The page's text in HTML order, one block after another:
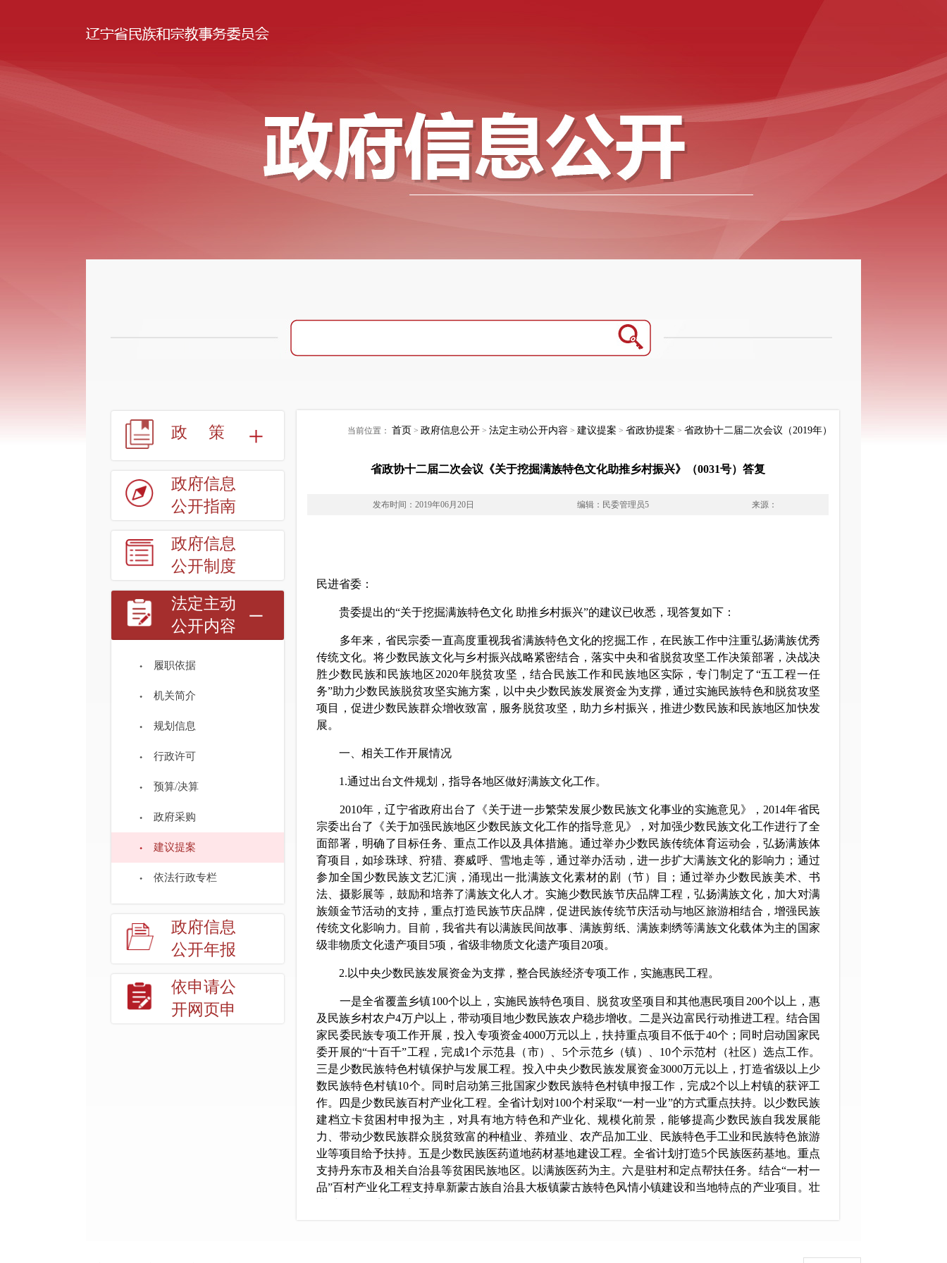
政策
政府信息
公开指南
政府信息
公开制度
法定主动
公开内容
履职依据
机关简介
规划信息
行政许可
预算/决算
政府采购
建议提案
依法行政专栏
政府信息
公开年报
依申请公
开网页申
当前位置： 首页 > 政府信息公开 > 法定主动公开内容 > 建议提案 > 省政协提案 > 省政协十二届二次会议（2019年）
省政协十二届二次会议《关于挖掘满族特色文化助推乡村振兴》（0031号）答复
发布时间：2019年06月20日 编辑：民委管理员5 来源：
民进省委：
贵委提出的“关于挖掘满族特色文化 助推乡村振兴”的建议已收悉，现答复如下：
多年来，省民宗委一直高度重视我省满族特色文化的挖掘工作，在民族工作中注重弘扬满族优秀
传统文化。将少数民族文化与乡村振兴战略紧密结合，落实中央和省脱贫攻坚工作决策部署，决战决
胜少数民族和民族地区2020年脱贫攻坚，结合民族工作和民族地区实际，专门制定了“五工程一任
务”助力少数民族脱贫攻坚实施方案，以中央少数民族发展资金为支撑，通过实施民族特色和脱贫攻坚
项目，促进少数民族群众增收致富，服务脱贫攻坚，助力乡村振兴，推进少数民族和民族地区加快发
展。
一、相关工作开展情况
1.通过出台文件规划，指导各地区做好满族文化工作。
2010年，辽宁省政府出台了《关于进一步繁荣发展少数民族文化事业的实施意见》，2014年省民
宗委出台了《关于加强民族地区少数民族文化工作的指导意见》，对加强少数民族文化工作进行了全
面部署，明确了目标任务、重点工作以及具体措施。通过举办少数民族传统体育运动会，弘扬满族体
育项目，如珍珠球、狩猎、赛威呼、雪地走等，通过举办活动，进一步扩大满族文化的影响力；通过
参加全国少数民族文艺汇演，涌现出一批满族文化素材的剧（节）目；通过举办少数民族美术、书
法、摄影展等，鼓励和培养了满族文化人才。实施少数民族节庆品牌工程，弘扬满族文化，加大对满
族颁金节活动的支持，重点打造民族节庆品牌，促进民族传统节庆活动与地区旅游相结合，增强民族
传统文化影响力。目前，我省共有以满族民间故事、满族剪纸、满族刺绣等满族文化载体为主的国家
级非物质文化遗产项目5项，省级非物质文化遗产项目20项。
2.以中央少数民族发展资金为支撑，整合民族经济专项工作，实施惠民工程。
一是全省覆盖乡镇100个以上，实施民族特色项目、脱贫攻坚项目和其他惠民项目200个以上，惠
及民族乡村农户4万户以上，带动项目地少数民族农户稳步增收。二是兴边富民行动推进工程。结合国
家民委民族专项工作开展，投入专项资金4000万元以上，扶持重点项目不低于40个；同时启动国家民
委开展的“十百千”工程，完成1个示范县（市）、5个示范乡（镇）、10个示范村（社区）选点工作。
三是少数民族特色村镇保护与发展工程。投入中央少数民族发展资金3000万元以上，打造省级以上少
数民族特色村镇10个。同时启动第三批国家少数民族特色村镇申报工作，完成2个以上村镇的获评工
作。四是少数民族百村产业化工程。全省计划对100个村采取“一村一业”的方式重点扶持。以少数民族
建档立卡贫困村申报为主，对具有地方特色和产业化、规模化前景，能够提高少数民族自我发展能
力、带动少数民族群众脱贫致富的种植业、养殖业、农产品加工业、民族特色手工业和民族特色旅游
业等项目给予扶持。五是少数民族医药道地药材基地建设工程。全省计划打造5个民族医药基地。重点
支持丹东市及相关自治县等贫困民族地区。以满族医药为主。六是驻村和定点帮扶任务。结合“一村一
品”百村产业化工程支持阜新蒙古族自治县大板镇蒙古族特色风情小镇建设和当地特点的产业项目。壮
认真贯彻落实党的民族政策，会同有关部门不断加大保护、传承和弘扬满族文化的工作力